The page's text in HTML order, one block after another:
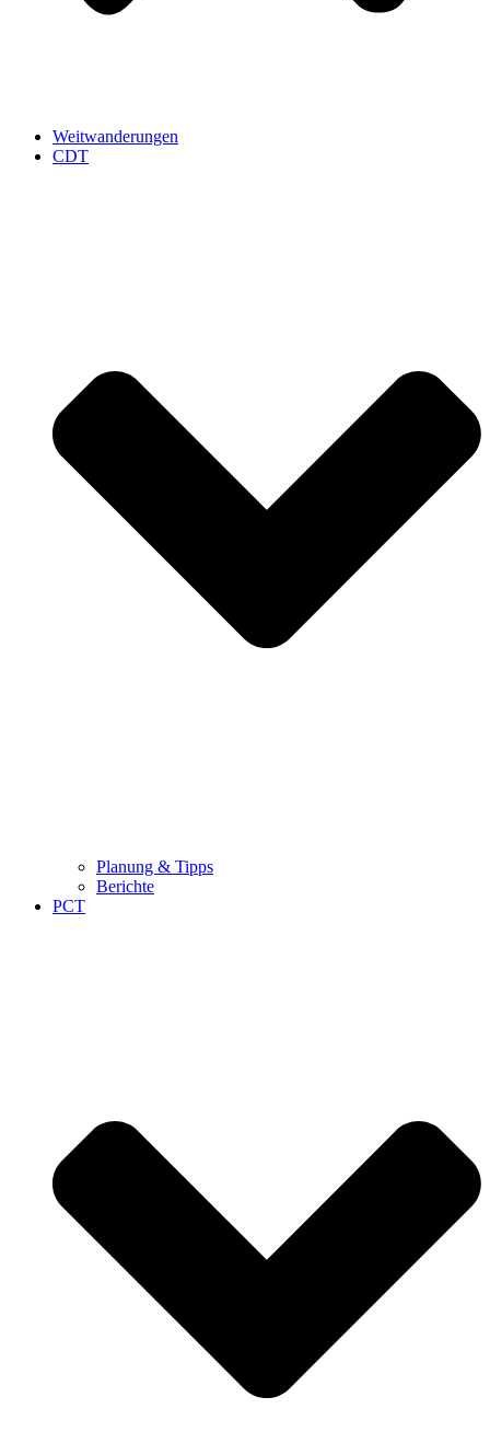
Weitwanderungen
CDT
Planung & Tipps
Berichte
PCT